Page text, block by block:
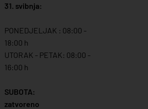
31. svibnja:
PONEDJELJAK : 08:00 -
18:00 h
UTORAK - PETAK: 08:00 -
16:00 h
SUBOTA:
zatvoreno